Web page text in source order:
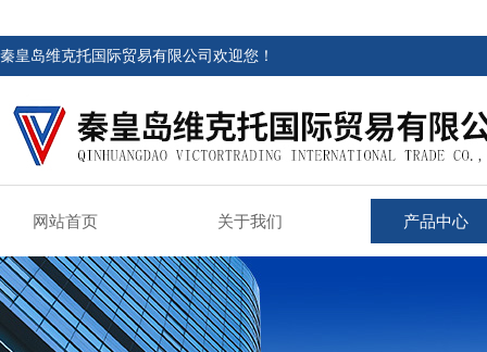
秦皇岛维克托国际贸易有限公司欢迎您！
网站首页 关于我们 产品中心